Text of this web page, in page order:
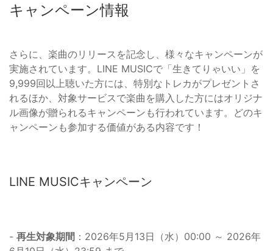
キャンペーン情報
さらに、楽曲のリリースを記念し、様々なキャンペーンが
実施されています。LINE MUSICで「生きてりゃいい」を
9,999回以上聴いた方には、特別なトレカがプレゼントさ
れるほか、対象サービスで楽曲を購入した方にはオリジナ
ル画像が贈られるキャンペーンも行われています。どのキ
ャンペーンも参加する価値がある内容です！
LINE MUSICキャンペーン
- 再生対象期間 ：2026年5月13日（水）00:00 ～ 2026年